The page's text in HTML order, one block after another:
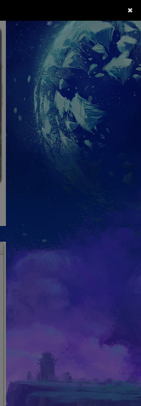
✖